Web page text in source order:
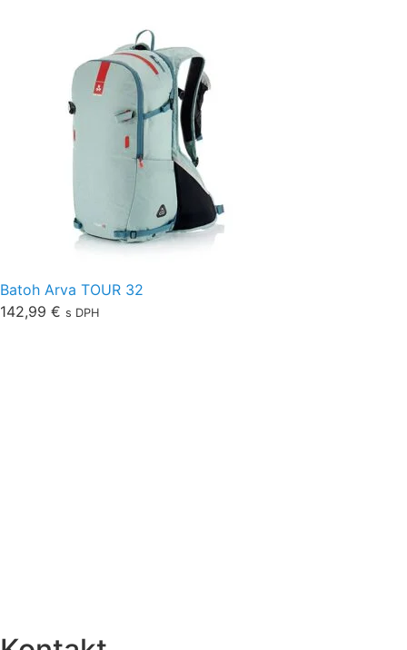
Batoh Arva TOUR 32
142,99 € s DPH